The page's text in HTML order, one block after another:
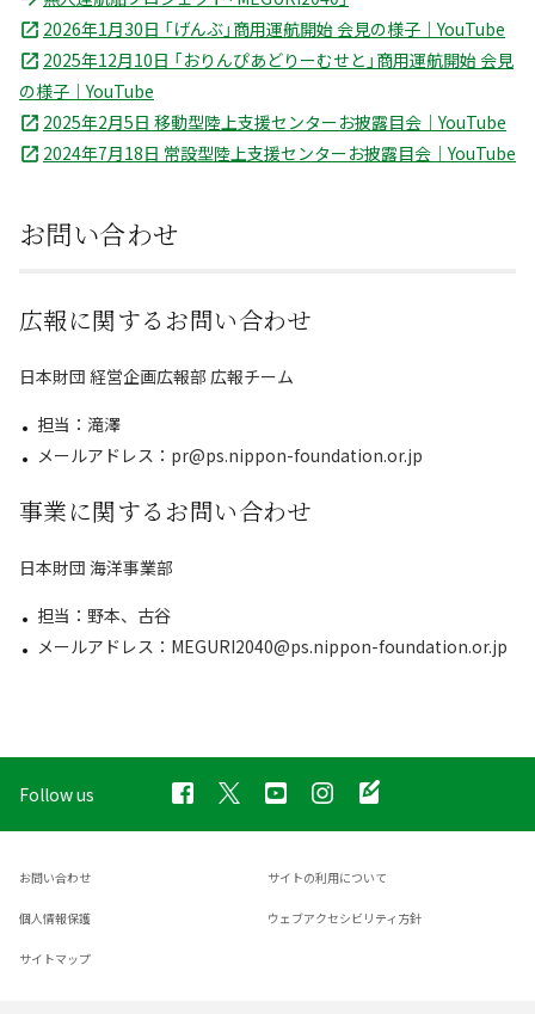
2026年1月30日 「げんぶ」商用運航開始 会見の様子｜YouTube
2025年12月10日 「おりんぴあどりーむせと」商用運航開始 会見
の様子｜YouTube
2025年2月5日 移動型陸上支援センターお披露目会｜YouTube
2024年7月18日 常設型陸上支援センターお披露目会｜YouTube
お問い合わせ
広報に関するお問い合わせ
日本財団 経営企画広報部 広報チーム
担当：滝澤
メールアドレス：pr@ps.nippon-foundation.or.jp
事業に関するお問い合わせ
日本財団 海洋事業部
担当：野本、古谷
メールアドレス：MEGURI2040@ps.nippon-foundation.or.jp
Follow us
お問い合わせ サイトの利用について
個人情報保護 ウェブアクセシビリティ方針
サイトマップ